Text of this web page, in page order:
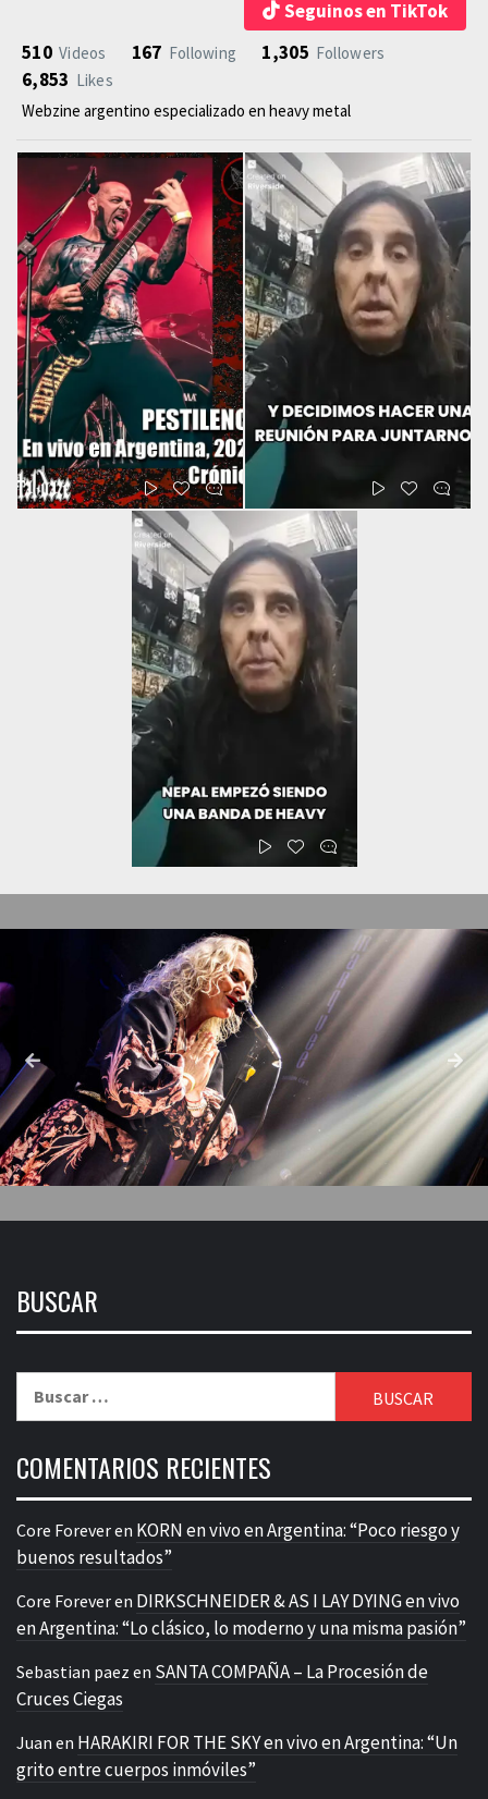
Seguinos en TikTok
510 Videos 167 Following 1,305 Followers
6,853 Likes
Webzine argentino especializado en heavy metal
BUSCAR
COMENTARIOS RECIENTES
Core Foreveren KORN en vivo en Argentina: “Poco riesgo y
buenos resultados”
Core Foreveren DIRKSCHNEIDER & AS I LAY DYING en vivo
en Argentina: “Lo clásico, lo moderno y una misma pasión”
Sebastian paez en SANTA COMPAÑA – La Procesión de
Cruces Ciegas
Juan en HARAKIRI FOR THE SKY en vivo en Argentina: “Un
grito entre cuerpos inmóviles”